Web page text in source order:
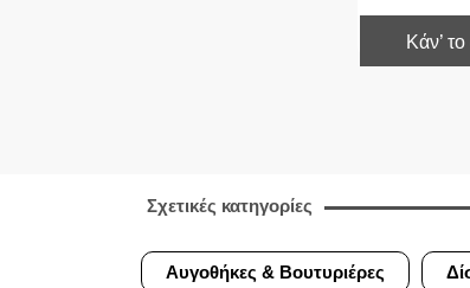
Κάν’
Σχετικές κατηγορίες
Αυγοθήκες & Βουτυριέρες